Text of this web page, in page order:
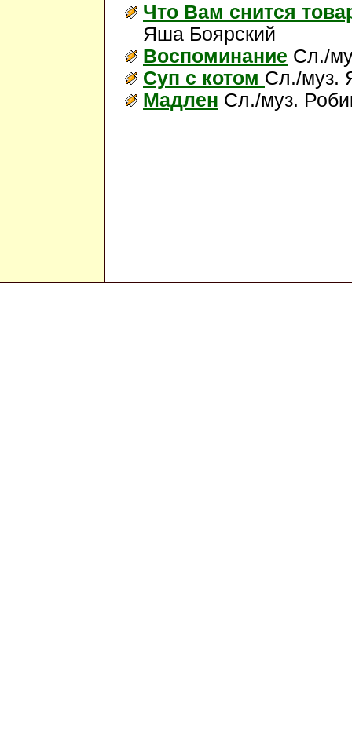
Что Вам снится
Яша Боярский
Воспоминание Сл./
Суп с котом Сл./муз.
Мадлен Сл./муз.